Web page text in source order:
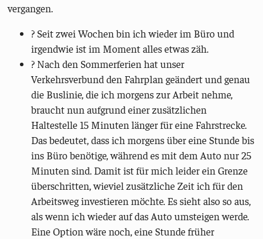
vergangen.
? Seit zwei Wochen bin ich wieder im Büro und
irgendwie ist im Moment alles etwas zäh.
? Nach den Sommerferien hat unser
Verkehrsverbund den Fahrplan geändert und genau
die Buslinie, die ich morgens zur Arbeit nehme,
braucht nun aufgrund einer zusätzlichen
Haltestelle 15 Minuten länger für eine Fahrstrecke.
Das bedeutet, dass ich morgens über eine Stunde bis
ins Büro benötige, während es mit dem Auto nur 25
Minuten sind. Damit ist für mich leider ein Grenze
überschritten, wieviel zusätzliche Zeit ich für den
Arbeitsweg investieren möchte. Es sieht also so aus,
als wenn ich wieder auf das Auto umsteigen werde.
Eine Option wäre noch, eine Stunde früher